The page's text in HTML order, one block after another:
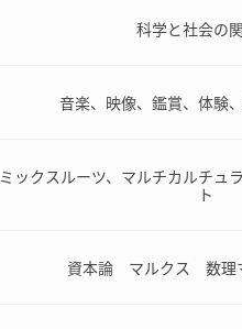
科学と社会の
音楽、映像、鑑賞、体験
ミックスルーツ、マルチカルチュ
ト
資本論 マルクス 数理